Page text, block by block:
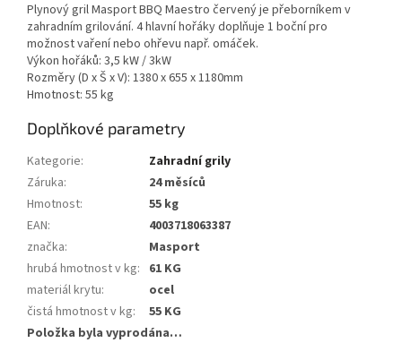
Plynový gril Masport BBQ Maestro červený je přeborníkem v
zahradním grilování. 4 hlavní hořáky doplňuje 1 boční pro
možnost vaření nebo ohřevu např. omáček.
Výkon hořáků: 3,5 kW / 3kW
Rozměry (D x Š x V): 1380 x 655 x 1180mm
Hmotnost: 55 kg
Doplňkové parametry
Kategorie:
Zahradní grily
Záruka:
24 měsíců
Hmotnost:
55 kg
EAN:
4003718063387
značka:
Masport
hrubá hmotnost v kg: 61 KG
materiál krytu:
ocel
čistá hmotnost v kg:
55 KG
Položka byla vyprodána…